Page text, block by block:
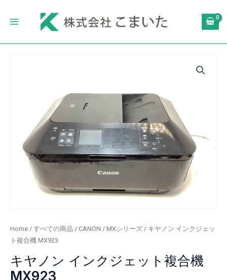
Menu
Home / すべての商品 / CANON / MXシリーズ / キヤノン インクジェッ
ト複合機 MX923
キヤノン インクジェット複合機
MX923
quantity